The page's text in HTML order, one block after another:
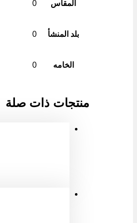
المقاس 0
بلد المنشأ 0
الخامه 0
منتجات ذات صلة